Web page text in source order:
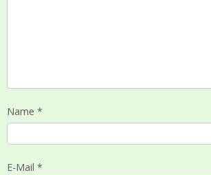
Name *
E-Mail *